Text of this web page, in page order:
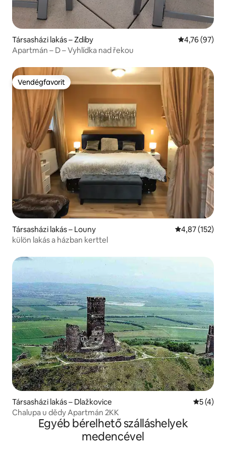
Társasházi lakás – Zdiby Átlagos
4,76 (97)
Apartmán – D – Vyhlídka nad řekou
Vendégfavorit
Vendégfavorit
Társasházi lakás – Louny Átlagos
4,87 (152)
külön lakás a házban kerttel
Társasházi lakás – Dlažkovice Átlagos
5 (4)
Chalupa u dědy Apartmán 2KK
Egyéb bérelhető szálláshelyek
medencével